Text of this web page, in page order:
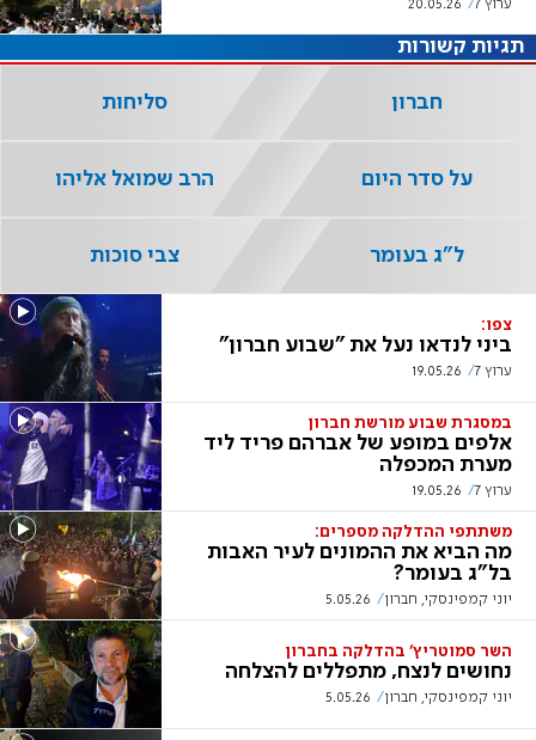
ערוץ 7 20.05.26
צפו:
ביני לנדאו נעל את "שבוע חברון"
ערוץ 7 19.05.26
במסגרת שבוע מורשת חברון
אלפים במופע של אברהם פריד ליד
מערת המכפלה
ערוץ 7 19.05.26
משתתפי ההדלקה מספרים:
מה הביא את ההמונים לעיר האבות
בל"ג בעומר?
יוני קמפינסקי, חברון 5.05.26
השר סמוטריץ' בהדלקה בחברון
נחושים לנצח, מתפללים להצלחה
יוני קמפינסקי, חברון 5.05.26
תגיות קשורות
חברון סליחות
על סדר היום הרב שמואל אליהו
ל"ג בעומר צבי סוכות